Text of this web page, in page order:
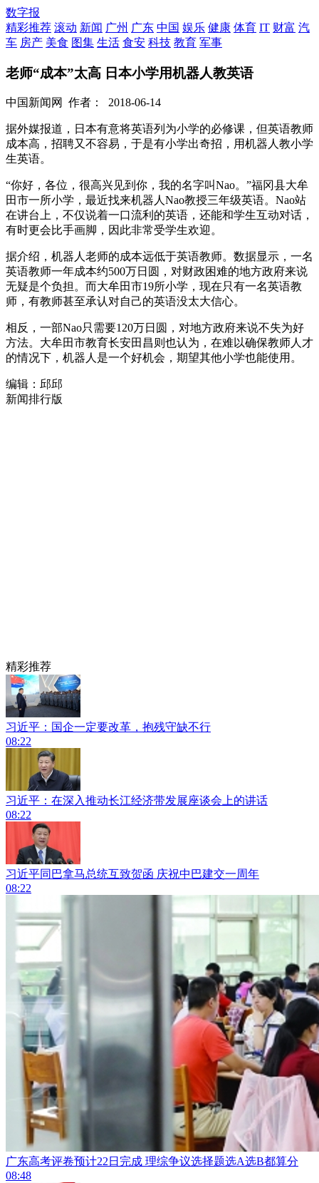
数字报
精彩推荐 滚动 新闻 广州 广东 中国 娱乐 健康 体育 IT 财富 汽
车 房产 美食 图集 生活 食安 科技 教育 军事
老师“成本”太高 日本小学用机器人教英语
中国新闻网 作者： 2018-06-14
据外媒报道，日本有意将英语列为小学的必修课，但英语教师
成本高，招聘又不容易，于是有小学出奇招，用机器人教小学
生英语。
“你好，各位，很高兴见到你，我的名字叫Nao。”福冈县大牟
田市一所小学，最近找来机器人Nao教授三年级英语。Nao站
在讲台上，不仅说着一口流利的英语，还能和学生互动对话，
有时更会比手画脚，因此非常受学生欢迎。
据介绍，机器人老师的成本远低于英语教师。数据显示，一名
英语教师一年成本约500万日圆，对财政困难的地方政府来说
无疑是个负担。而大牟田市19所小学，现在只有一名英语教
师，有教师甚至承认对自己的英语没太大信心。
相反，一部Nao只需要120万日圆，对地方政府来说不失为好
方法。大牟田市教育长安田昌则也认为，在难以确保教师人才
的情况下，机器人是一个好机会，期望其他小学也能使用。
编辑：邱邱
新闻排行版
精彩推荐
习近平：国企一定要改革，抱残守缺不行
08:22
习近平：在深入推动长江经济带发展座谈会上的讲话
08:22
习近平同巴拿马总统互致贺函 庆祝中巴建交一周年
08:22
广东高考评卷预计22日完成 理综争议选择题选A选B都算分
08:48